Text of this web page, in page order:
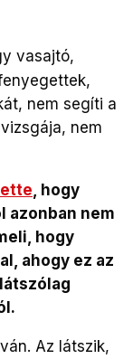
vasajtó,
nem segíti a
nem
, hogy
azonban nem
hogy
ahogy ez az
Az látszik,